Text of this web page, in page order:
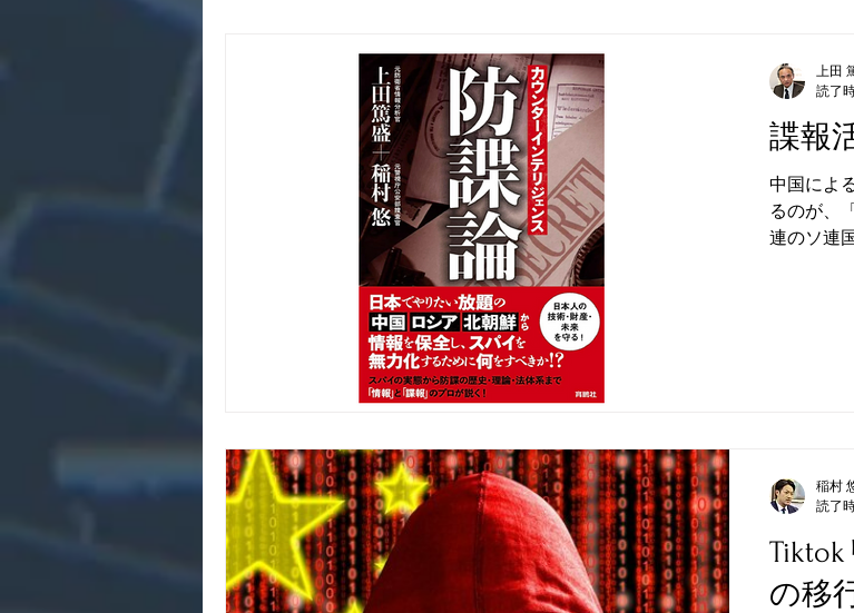
ロシア 北朝鮮 雑談 カウンターインテリ
経済安全保障 技術流出対策 諜報
中国によ
るのが、
連のソ連
上田
読了
の移
稲村
読了